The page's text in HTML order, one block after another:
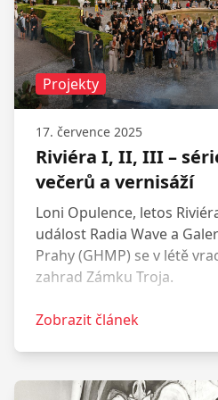
Projekty
17. července 2025
Riviéra I, II, III –
večerů a vernisáží
Loni Opulence, letos
událost Radia Wave a
Prahy (GHMP) se v létě
zahrad Zámku Troja.
Zobrazit článek